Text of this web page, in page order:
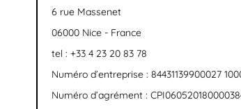
6 rue Massenet
06000 Nice - France
tel : +33 4 23 20 83 78
Numéro d’entreprise : 84431139900027
Numéro d’agrément :